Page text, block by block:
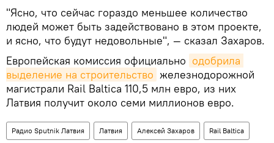
"Ясно, что сейчас гораздо меньшее количество
людей может быть задействовано в этом проекте,
и ясно, что будут недовольные", — сказал Захаров.
Европейская комиссия официально одобрила
выделение на строительство железнодорожной
магистрали Rail Baltica 110,5 млн евро, из них
Латвия получит около семи миллионов евро.
Радио Sputnik Латвия Латвия Алексей Захаров Rail Baltica